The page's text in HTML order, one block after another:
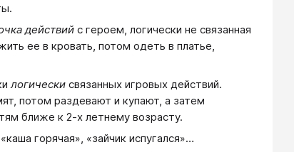
действий с героем, логически не связанная
ее в кровать, потом одеть в платье,
логически связанных игровых действий.
потом раздевают и купают, а затем
ближе к 2-х летнему возрасту.
горячая», «зайчик испугался»…